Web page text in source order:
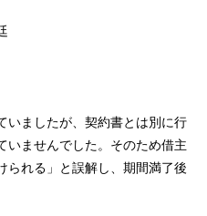
いましたが、契約書とは別に行
いませんでした。そのため借主
られる」と誤解し、期間満了後